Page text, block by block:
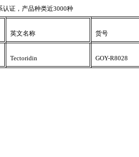
认证，产品种类近3000种
英文名称 货号
Tectoridin GOY-R8028